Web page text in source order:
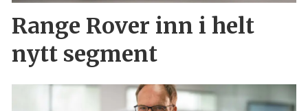
Range Rover inn i helt
nytt segment